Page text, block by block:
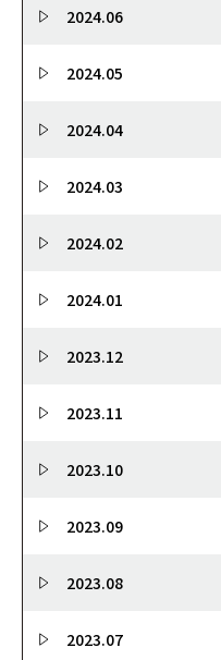
2024.06
2024.05
2024.04
2024.03
2024.02
2024.01
2023.12
2023.11
2023.10
2023.09
2023.08
2023.07